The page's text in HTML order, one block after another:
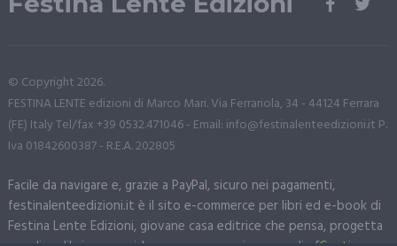
© Copyright 2026.
FESTINA LENTE edizioni di Marco Mari. Via Ferrariola, 34 - 44124 Ferrara
(FE) Italy Tel/fax +39 0532.471046 - Email: info@festinalenteedizioni.it P.
Iva 01842600387 - R.E.A. 202805
Facile da navigare e, grazie a PayPal, sicuro nei pagamenti,
festinalenteedizioni.it è il sito e-commerce per libri ed e-book di
Festina Lente Edizioni, giovane casa editrice che pensa, progetta